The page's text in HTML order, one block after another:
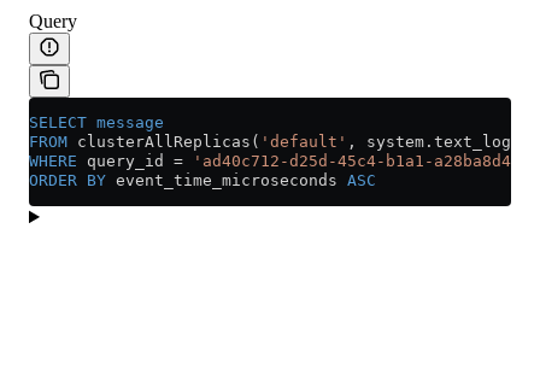
Query
SELECT message
FROM clusterAllReplicas( 'default' , system . text_log
WHERE query_id = 'ad40c712-d25d-45c4-b1a1-
ORDER BY event_time_microseconds ASC